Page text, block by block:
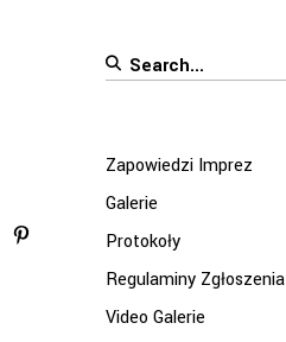
Search
Zapowiedzi Imprez
Galerie
Protokoły
Regulaminy Zgłoszenia
Video Galerie